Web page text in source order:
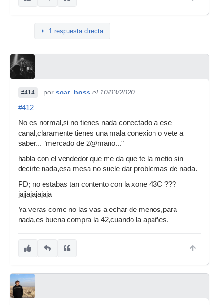
1 respuesta directa
#414 por scar_boss el 10/03/2020
#412
No es normal,si no tienes nada conectado a ese
canal,claramente tienes una mala conexion o vete a
saber... "mercado de 2@mano..."
habla con el vendedor que me da que te la metio sin
decirte nada,esa mesa no suele dar problemas de nada.
PD; no estabas tan contento con la xone 43C ???
jajjajajajaja
Ya veras como no las vas a echar de menos,para
nada,es buena compra la 42,cuando la apañes.